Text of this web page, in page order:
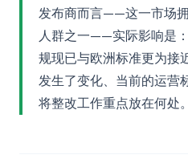
发布商而言——这一市场
人群之一——实际影响是
规现已与欧洲标准更为接
发生了变化、当前的运营
将整改工作重点放在何处。